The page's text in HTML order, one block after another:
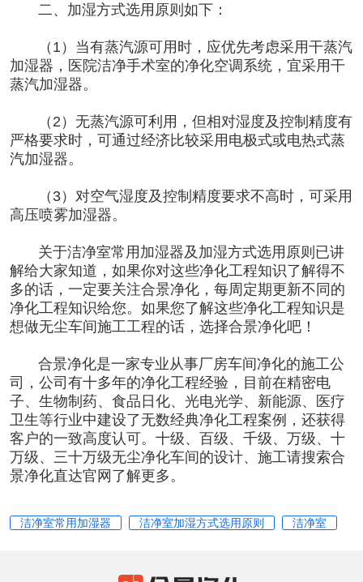
二、加湿方式选用原则如下：
（1）当有蒸汽源可用时，应优先考虑采用干蒸汽
加湿器，医院洁净手术室的净化空调系统，宜采用干
蒸汽加湿器。
（2）无蒸汽源可利用，但相对湿度及控制精度有
严格要求时，可通过经济比较采用电极式或电热式蒸
汽加湿器。
（3）对空气湿度及控制精度要求不高时，可采用
高压喷雾加湿器。
关于洁净室常用加湿器及加湿方式选用原则已讲
解给大家知道，如果你对这些净化工程知识了解得不
多的话，一定要关注合景净化，每周定期更新不同的
净化工程知识给您。如果您了解这些净化工程知识是
想做无尘车间施工工程的话，选择合景净化吧！
合景净化是一家专业从事厂房车间净化的施工公
司，公司有十多年的净化工程经验，目前在精密电
子、生物制药、食品日化、光电光学、新能源、医疗
卫生等行业中建设了无数经典净化工程案例，还获得
客户的一致高度认可。十级、百级、千级、万级、十
万级、三十万级无尘净化车间的设计、施工请搜索合
景净化直达官网了解更多。
洁净室常用加湿器 洁净室加湿方式选用原则 洁净室